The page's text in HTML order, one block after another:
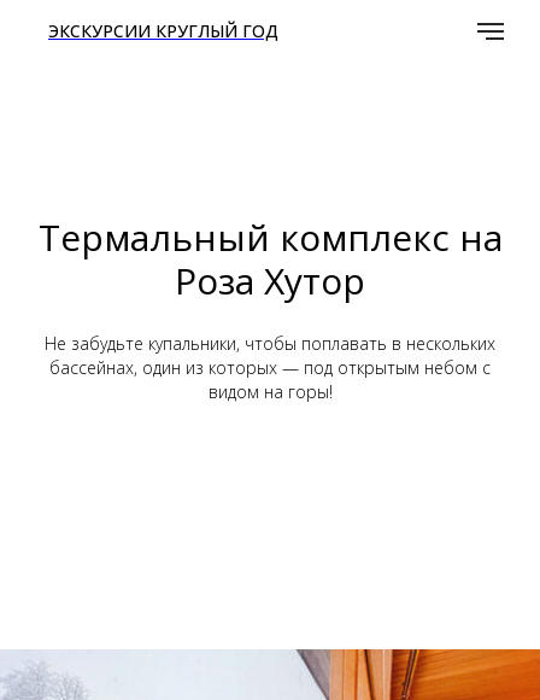
ЭКСКУРСИИ КРУГЛЫЙ ГОД
Термальный комплекс на
Роза Хутор
Не забудьте купальники, чтобы поплавать в нескольких
бассейнах, один из которых — под открытым небом с
видом на горы!